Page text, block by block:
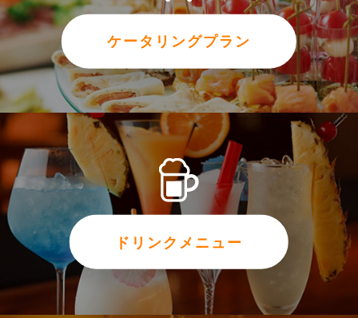
ケータリングプラン
ドリンクメニュー